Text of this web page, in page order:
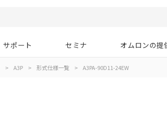
サポート セミナ オムロンの提
> A3P > 形式仕様一覧 > A3PA-90D11-24EW